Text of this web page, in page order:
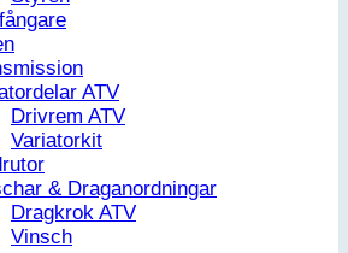
ATV
Drivrem ATV
Variatorkit
& Draganordningar
Dragkrok ATV
Vinsch